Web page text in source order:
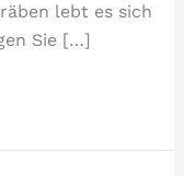
lebt es sich
Sie […]